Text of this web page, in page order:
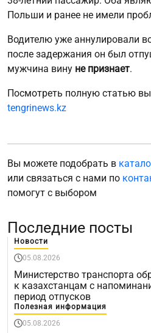
Польши и ранее не имели
Водителю уже аннулировали
после задержания он был
мужчина вину не признает.
Посмотреть полную статью
tengrinews.kz
Вы можете подобрать в
или связаться с нами по
помогут с выбором
Последние посты
Новости
05.08.2026
Министерство транспорта
к казахстанцам с
период отпусков
Полезная информация
05.08.2026